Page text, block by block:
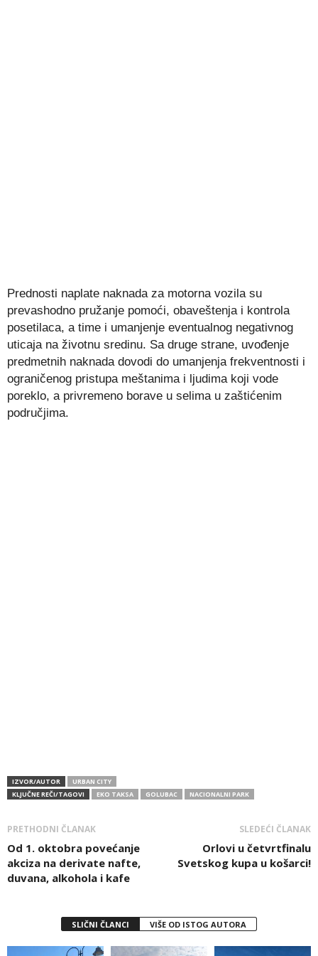
Prednosti naplate naknada za motorna vozila su
prevashodno pružanje pomoći, obaveštenja i kontrola
posetilaca, a time i umanjenje eventualnog negativnog
uticaja na životnu sredinu. Sa druge strane, uvođenje
predmetnih naknada dovodi do umanjenja frekventnosti i
ograničenog pristupa meštanima i ljudima koji vode
poreklo, a privremeno borave u selima u zaštićenim
područjima.
IZVOR/AUTOR
URBAN CITY
KLJUČNE REČI/TAGOVI
EKO TAKSA GOLUBAC NACIONALNI PARK
PRETHODNI ČLANAK
Od 1. oktobra povećanje
akciza na derivate nafte,
duvana, alkohola i kafe
SLEDEĆI ČLANAK
Orlovi u četvrtfinalu
Svetskog kupa u košarci!
SLIČNI ČLANCI VIŠE OD ISTOG AUTORA